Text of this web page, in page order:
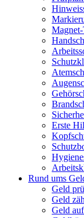
Magnet-
Erste
Rund ums
Geld
Geld
Geld